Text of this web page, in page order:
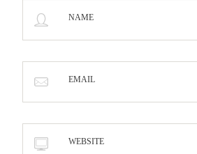
NAME
EMAIL
WEBSITE